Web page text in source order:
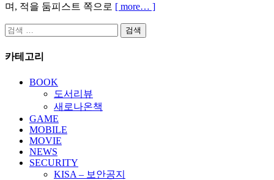
며, 적을 둠피스트 쪽으로 [ more… ]
검
카테고리
BOOK
도서리뷰
새로나온책
GAME
MOBILE
MOVIE
NEWS
SECURITY
KISA – 보안공지